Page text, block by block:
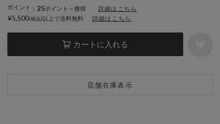
ポイント ： 25ポイント～獲得 詳細はこちら
カートに入れる
店舗在庫表示
¥5,500 以上で送料無料 詳細はこちら